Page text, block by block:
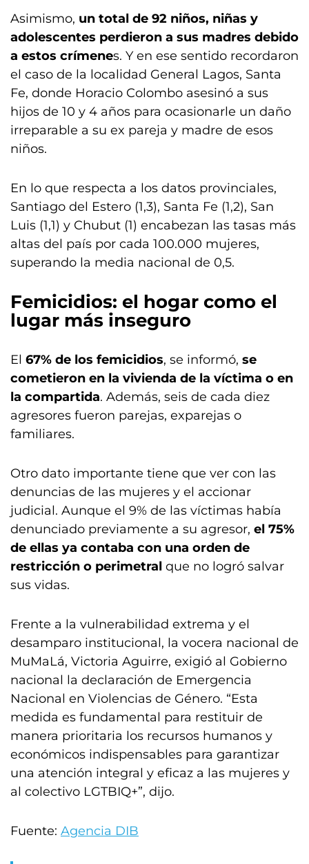
Asimismo, un total de 92 niños, niñas y
adolescentes perdieron a sus madres debido
a estos crímenes. Y en ese sentido recordaron
el caso de la localidad General Lagos, Santa
Fe, donde Horacio Colombo asesinó a sus
hijos de 10 y 4 años para ocasionarle un daño
irreparable a su ex pareja y madre de esos
niños.
En lo que respecta a los datos provinciales,
Santiago del Estero (1,3), Santa Fe (1,2), San
Luis (1,1) y Chubut (1) encabezan las tasas más
altas del país por cada 100.000 mujeres,
superando la media nacional de 0,5.
Femicidios: el hogar como el
lugar más inseguro
El 67% de los femicidios, se informó, se
cometieron en la vivienda de la víctima o en
la compartida. Además, seis de cada diez
agresores fueron parejas, exparejas o
familiares.
Otro dato importante tiene que ver con las
denuncias de las mujeres y el accionar
judicial. Aunque el 9% de las víctimas había
denunciado previamente a su agresor, el 75%
de ellas ya contaba con una orden de
restricción o perimetral que no logró salvar
sus vidas.
Frente a la vulnerabilidad extrema y el
desamparo institucional, la vocera nacional de
MuMaLá, Victoria Aguirre, exigió al Gobierno
nacional la declaración de Emergencia
Nacional en Violencias de Género. “Esta
medida es fundamental para restituir de
manera prioritaria los recursos humanos y
económicos indispensables para garantizar
una atención integral y eficaz a las mujeres y
al colectivo LGTBIQ+”, dijo.
Fuente: Agencia DIB